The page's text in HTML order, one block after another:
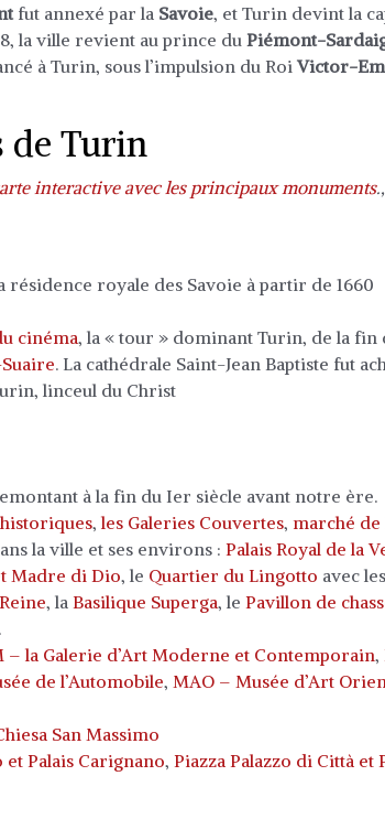
fut annexé par la Savoie, et Turin devint la
la ville revient au prince du Piémont-
à Turin, sous l’impulsion du Roi Victor-
de Turin
interactive avec les principaux monuments
résidence royale des Savoie à partir de 1660
cinéma, la « tour » dominant Turin, de la fin
. La cathédrale Saint-Jean Baptiste fut
linceul du Christ
à la fin du Ier siècle avant notre ère.
, les Galeries Couvertes, marché de
la ville et ses environs : Palais Royal de la
Madre di Dio, le Quartier du Lingotto avec
, la Basilique Superga, le Pavillon de
.
– la Galerie d’Art Moderne et Contemporain,
de l’Automobile, MAO – Musée d’Art
San Massimo
Palais Carignano, Piazza Palazzo di Città et